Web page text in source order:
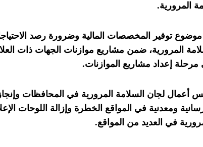
المرورية.
توفير المخصصات المالية وضرورة رصد
المرورية، ضمن مشاريع موازنات الجهات ذات
أعمال لجان السلامة المرورية في المحافظات
ومعدنية في المواقع الخطرة وإزالة اللوحات
في العديد من المواقع.